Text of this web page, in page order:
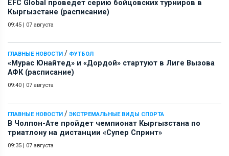
EFC Global проведет серию бойцовских турниров в
Кыргызстане (расписание)
09:45 | 07 августа
ГЛАВНЫЕ НОВОСТИ / ФУТБОЛ
«Мурас Юнайтед» и «Дордой» стартуют в Лиге Вызова
АФК (расписание)
09:40 | 07 августа
ГЛАВНЫЕ НОВОСТИ / ЭКСТРЕМАЛЬНЫЕ ВИДЫ СПОРТА
В Чолпон-Ате пройдет чемпионат Кыргызстана по
триатлону на дистанции «Супер Спринт»
09:35 | 07 августа